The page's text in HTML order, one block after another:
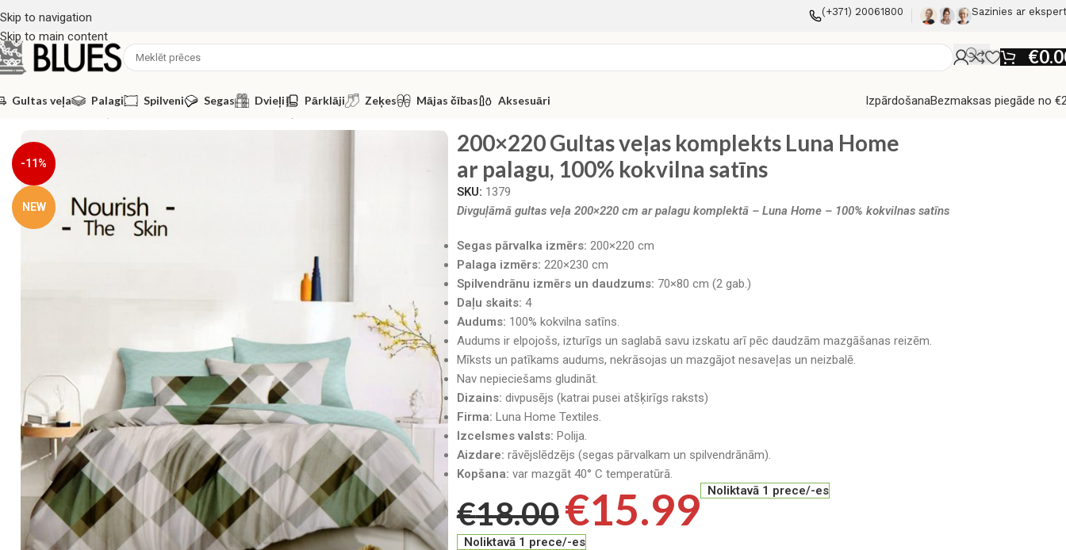
Skip to navigation
Skip to main content
(+371) 20061800 Sazinies ar
€
Gultas veļa Palagi Spilveni Segas Dvieļi Pārklāji Zeķes Mājas čības Aksesuāri IzpārdošanaBezmaksas piegāde no
Gultas veļa 200×220 Gultas veļas komplekts Luna Home ar palagu, 100% kokvilna satīns
-11%
NEW
200×220 Gultas veļas komplekts Luna Home
ar palagu, 100% kokvilna satīns
SKU: 1379
Divguļāmā gultas veļa 200×220 cm ar palagu komplektā – Luna Home – 100% kokvilnas satīns
Segas pārvalka izmērs: 200×220 cm
Palaga izmērs: 220×230 cm
Spilvendrānu izmērs un daudzums: 70×80 cm (2 gab.)
Daļu skaits: 4
Audums: 100% kokvilna satīns.
Audums ir elpojošs, izturīgs un saglabā savu izskatu arī pēc daudzām mazgāšanas reizēm.
Mīksts un patīkams audums, nekrāsojas un mazgājot nesaveļas un neizbalē.
Nav nepieciešams gludināt.
Dizains: divpusējs (katrai pusei atšķirīgs raksts)
Firma: Luna Home Textiles.
Izcelsmes valsts: Polija.
Aizdare: rāvējslēdzējs (segas pārvalkam un spilvendrānām).
Kopšana: var mazgāt 40° C temperatūrā.
€18.00€15.99 Noliktavā 1 prece/-es
Noliktavā 1 prece/-es